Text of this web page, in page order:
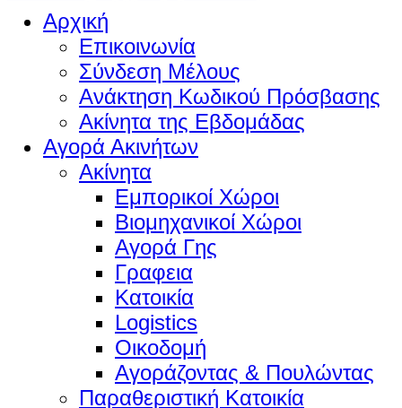
Αρχική
Επικοινωνία
Σύνδεση Μέλους
Ανάκτηση Κωδικού Πρόσβασης
Ακίνητα της Εβδομάδας
Αγορά Ακινήτων
Ακίνητα
Εμπορικοί Χώροι
Βιομηχανικοί Χώροι
Αγορά Γης
Γραφεια
Κατοικία
Logistics
Οικοδομή
Αγοράζοντας & Πουλώντας
Παραθεριστική Κατοικία